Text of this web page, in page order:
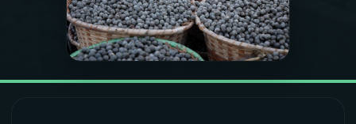
PODCASTS
VIDEOCASTS